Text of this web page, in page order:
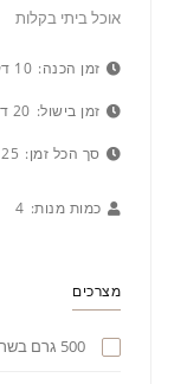
אוכל ביתי בקלות
זמן הכנה: 10 דקות
זמן בישול: 20 דקות
סך הכל זמן: 25 דקות
כמות מנות: 4
מצרכים
500 גרם בשר טחון